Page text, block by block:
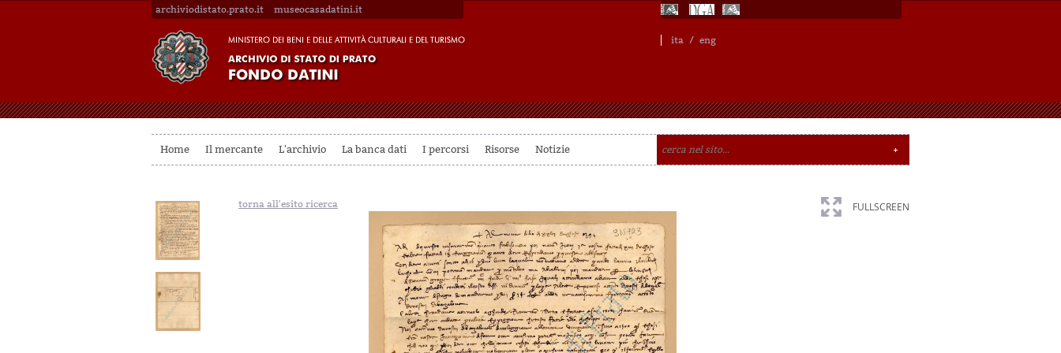
archiviodistato.prato.it museocasadatini.it
ita / eng
Home Il mercante L'archivio La banca dati I percorsi Risorse Notizie
torna all'esito ricerca FULLSCREEN